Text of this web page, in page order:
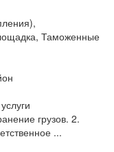
Таможенные
грузов. 2.
...